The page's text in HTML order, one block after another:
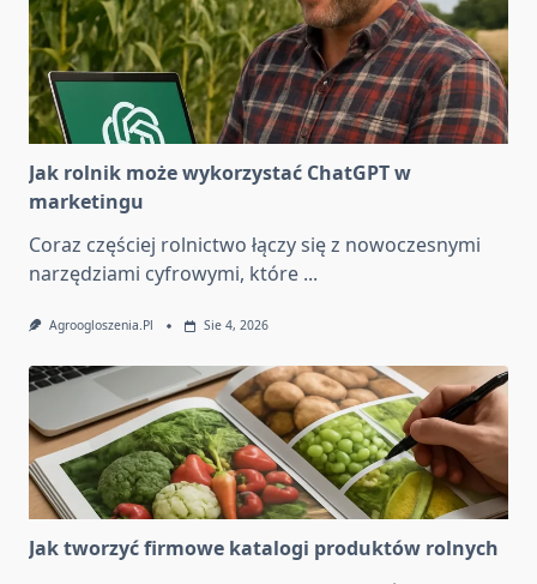
Jak rolnik może wykorzystać ChatGPT w
marketingu
Coraz częściej rolnictwo łączy się z nowoczesnymi
narzędziami cyfrowymi, które ...
Agroogloszenia.pl Sie 4, 2026
Jak tworzyć firmowe katalogi produktów rolnych